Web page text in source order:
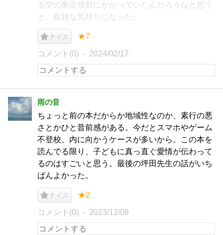
る空の巣症候群にかかっていたんだろうなと思う
と、複雑な気持ちになった。
ナイス ★7
コメント(0) 2024/02/17
雨の音
ちょっと前の本だからか地域性なのか、素行の悪
さとかひと昔前感がある。今だとスマホやゲーム
不登校、内に向かうケースが多いから。この本を
読んでる限り、子どもに真っ直ぐ愛情が伝わって
るのはすごいと思う。最後の坪田先生の話がいち
ばんよかった。
ナイス ★2
コメント(0) 2023/12/08